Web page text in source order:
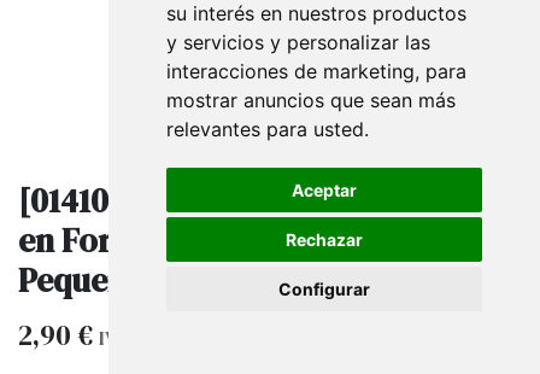
su interés en nuestros productos
y servicios y personalizar las
interacciones de marketing, para
mostrar anuncios que sean más
relevantes para usted.
Aceptar
Rechazar
Configurar
[0141025BL] Etiquetas Colgantes
en Forma de Corazón. Blanco
Pequeñas 4.5X3.5cm 100/Paquete
2,90€ IVA excluido